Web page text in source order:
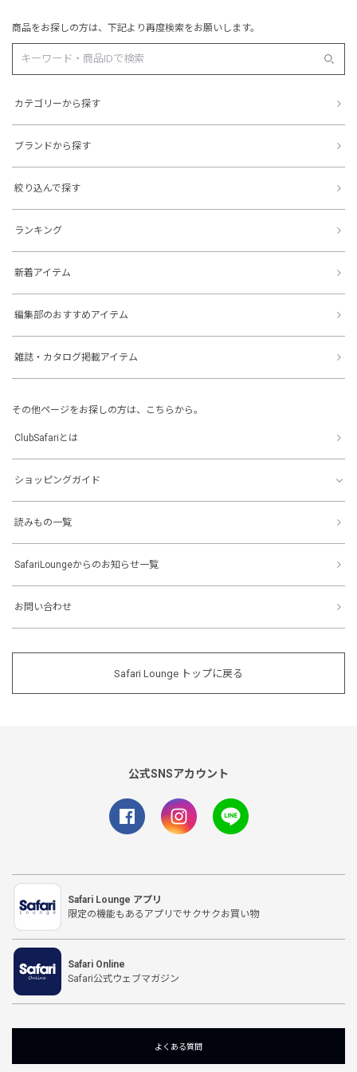
商品をお探しの方は、下記より再度検索をお願いします。
カテゴリーから探す
ブランドから探す
絞り込んで探す
ランキング
新着アイテム
編集部のおすすめアイテム
雑誌・カタログ掲載アイテム
その他ページをお探しの方は、こちらから。
ClubSafariとは
ショッピングガイド
読みもの一覧
SafariLoungeからのお知らせ一覧
お問い合わせ
Safari Lounge トップに戻る
公式SNSアカウント
Safari Lounge アプリ
限定の機能もあるアプリでサクサクお買い物
Safari Online
Safari公式ウェブマガジン
よくある質問